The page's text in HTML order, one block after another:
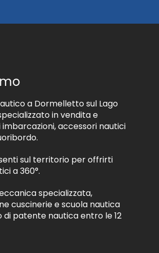
a Dormelletto sul Lago
in vendita e
imbarcazioni, accessori nautici
sul territorio per offrirti
a 360°.
specializzata,
cuscinerie e scuola nautica
di patente nautica entro le 12